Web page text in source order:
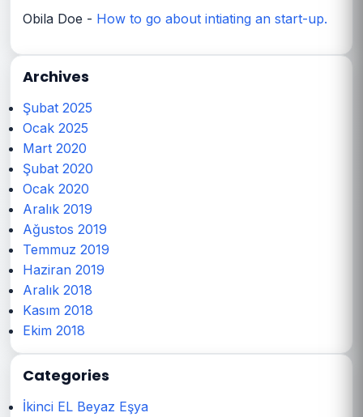
Obila Doe - How to go about intiating an start-up.
Archives
Şubat 2025
Ocak 2025
Mart 2020
Şubat 2020
Ocak 2020
Aralık 2019
Ağustos 2019
Temmuz 2019
Haziran 2019
Aralık 2018
Kasım 2018
Ekim 2018
Categories
İkinci EL Beyaz Eşya